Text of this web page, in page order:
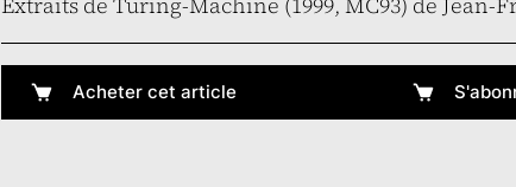
Acheter cet article